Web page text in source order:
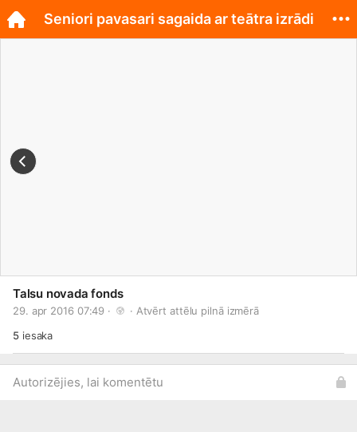
Talsu novada fonds
29. apr 2016 07:49 · · Atvērt attēlu pilnā izmērā
5iesaka
Autorizējies, lai komentētu
Seniori pavasari sagaida ar teātra izrādi